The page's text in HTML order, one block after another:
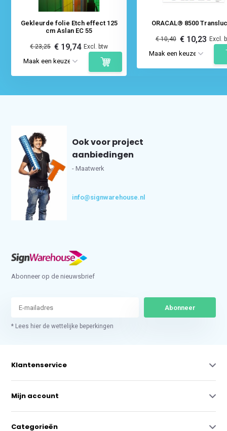
Gekleurde folie Etch effect 125
cm Aslan EC 55
€ 23,25 € 19,74 Excl. btw
ORACAL® 8500
€ 10,40 € 10,23 Excl.
Ook voor project
aanbiedingen
- Maatwerk
info@signwarehouse.nl
Abonneer op de nieuwsbrief
Abonneer
* Lees hier de wettelijke beperkingen
Klantenservice
Mijn account
Categorieën